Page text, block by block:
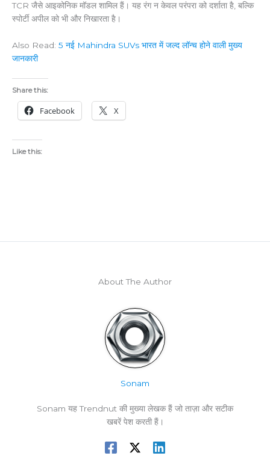
TCR जैसे आइकोनिक मॉडल शामिल हैं। यह रंग न केवल परंपरा को दर्शाता है, बल्कि
स्पोर्टी अपील को भी और निखारता है।
Also Read: 5 नई Mahindra SUVs भारत में जल्द लॉन्च होने वाली मुख्य
जानकारी
Share this:
Facebook X
Like this:
About The Author
Sonam
Sonam यह Trendnut की मुख्या लेखक हैं जो ताज़ा और सटीक
खबरें पेश करती हैं।